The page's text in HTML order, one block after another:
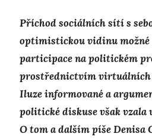
Příchod sociálních sítí s
optimistickou vidinu možné
participace na politickém
prostřednictvím virtuálních
Iluze informované a
politické diskuse však vzala
O tom a dalším píše Denisa